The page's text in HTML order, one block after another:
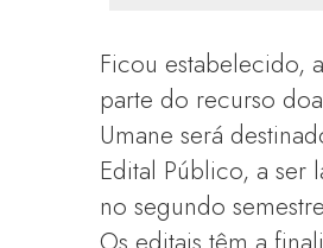
Ficou estabelecido,
parte do recurso
Umane será
Edital Público, a ser
no segundo